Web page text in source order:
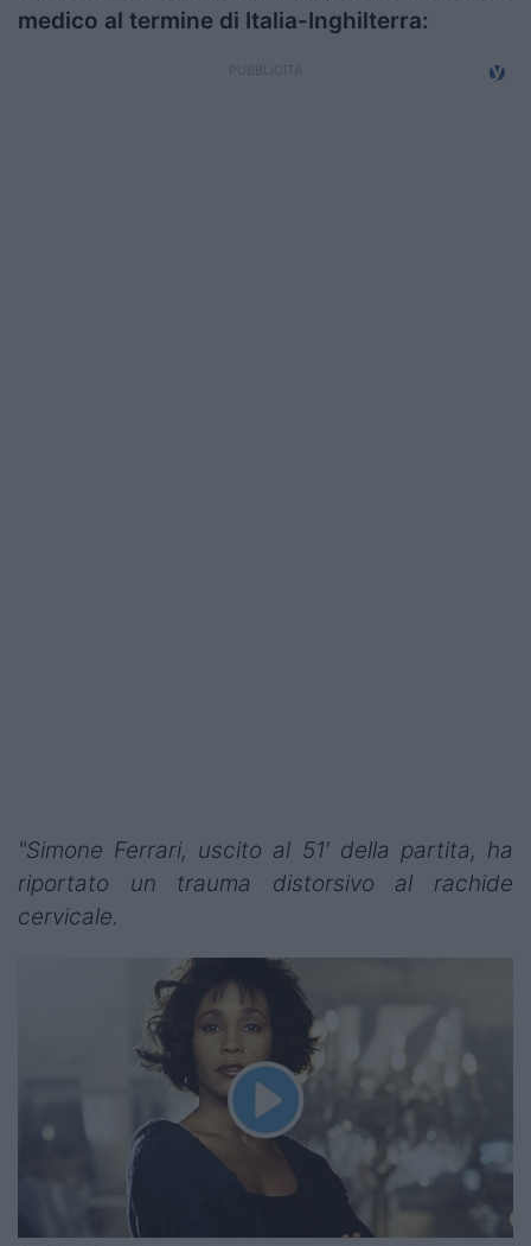
medico al termine di Italia-Inghilterra:
"Simone Ferrari, uscito al 51′ della partita, ha
riportato un trauma distorsivo al rachide
cervicale.